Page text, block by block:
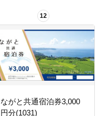
12
ながと共通宿泊券3,000
円分(1031)